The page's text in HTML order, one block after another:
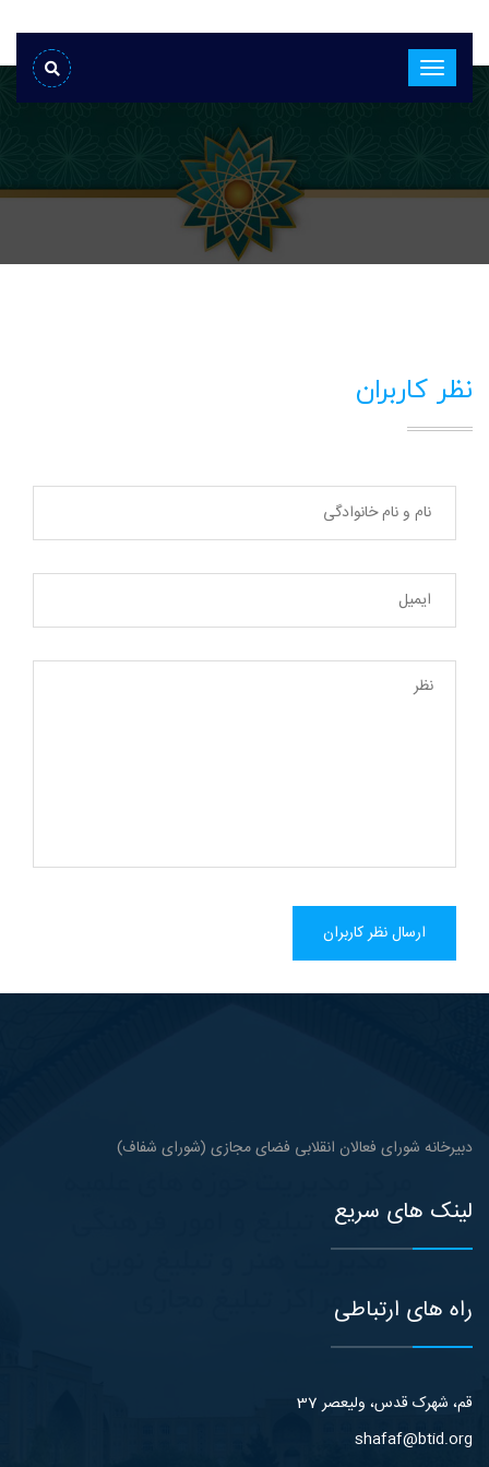
نظر کاربران
ارسال نظر کاربران
دبیرخانه شورای فعالان انقلابی فضای مجازی (شورای شفاف)
لینک های سریع
راه های ارتباطی
قم، شهرک قدس، ولیعصر 37
shafaf@btid.org